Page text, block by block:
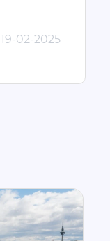
19-02-2025